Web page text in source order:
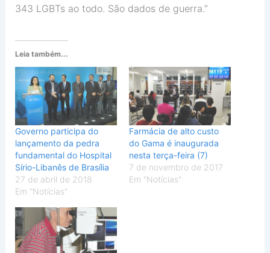
343 LGBTs ao todo. São dados de guerra.”
Leia também...
Governo participa do
lançamento da pedra
fundamental do Hospital
Sírio-Libanês de Brasília
27 de abril de 2018
Em "Notícias"
Farmácia de alto custo
do Gama é inaugurada
nesta terça-feira (7)
7 de novembro de 2017
Em "Notícias"